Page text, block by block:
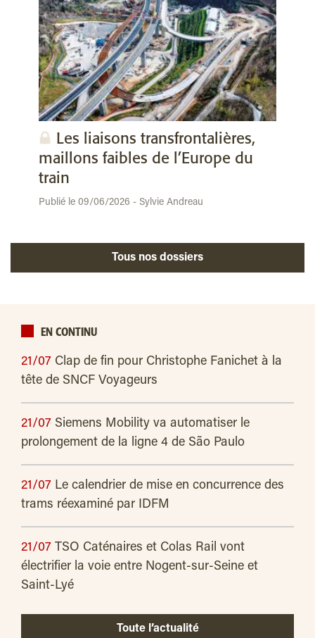
Les liaisons transfrontalières,
maillons faibles de l’Europe du
train
Publié le 09/06/2026 - Sylvie Andreau
Tous nos dossiers
EN CONTINU
21/07 Clap de fin pour Christophe Fanichet à la
tête de SNCF Voyageurs
21/07 Siemens Mobility va automatiser le
prolongement de la ligne 4 de São Paulo
21/07 Le calendrier de mise en concurrence des
trams réexaminé par IDFM
21/07 TSO Caténaires et Colas Rail vont
électrifier la voie entre Nogent-sur-Seine et
Saint-Lyé
Toute l’actualité